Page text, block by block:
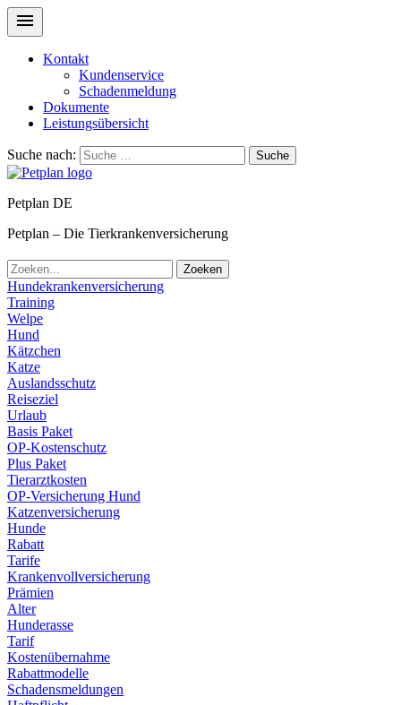
Kontakt
Kundenservice
Schadenmeldung
Dokumente
Leistungsübersicht
Suche nach: Suche
Petplan DE
Petplan – Die Tierkrankenversicherung
Zoeken
Hundekrankenversicherung
Training
Welpe
Hund
Kätzchen
Katze
Auslandsschutz
Reiseziel
Urlaub
Basis Paket
OP-Kostenschutz
Plus Paket
Tierarztkosten
OP-Versicherung Hund
Katzenversicherung
Hunde
Rabatt
Tarife
Krankenvollversicherung
Prämien
Alter
Hunderasse
Tarif
Kostenübernahme
Rabattmodelle
Schadensmeldungen